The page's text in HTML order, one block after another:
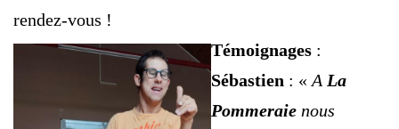
rendez-vous !
Témoignages :
Sébastien : « A La
Pommeraie nous